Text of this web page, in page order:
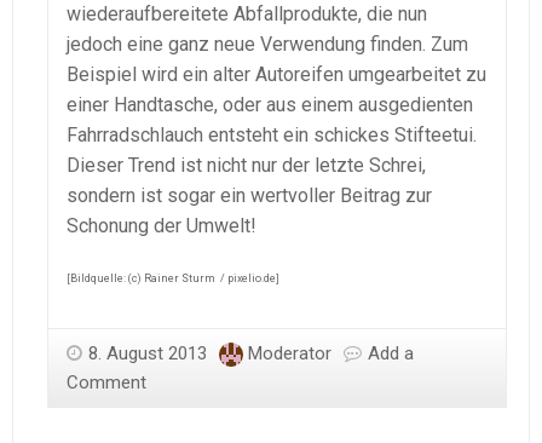
wiederaufbereitete Abfallprodukte, die nun
jedoch eine ganz neue Verwendung finden. Zum
Beispiel wird ein alter Autoreifen umgearbeitet zu
einer Handtasche, oder aus einem ausgedienten
Fahrradschlauch entsteht ein schickes Stifteetui.
Dieser Trend ist nicht nur der letzte Schrei,
sondern ist sogar ein wertvoller Beitrag zur
Schonung der Umwelt!
[Bildquelle: (c) Rainer Sturm / pixelio.de]
8. August 2013 Moderator
Add a
Comment